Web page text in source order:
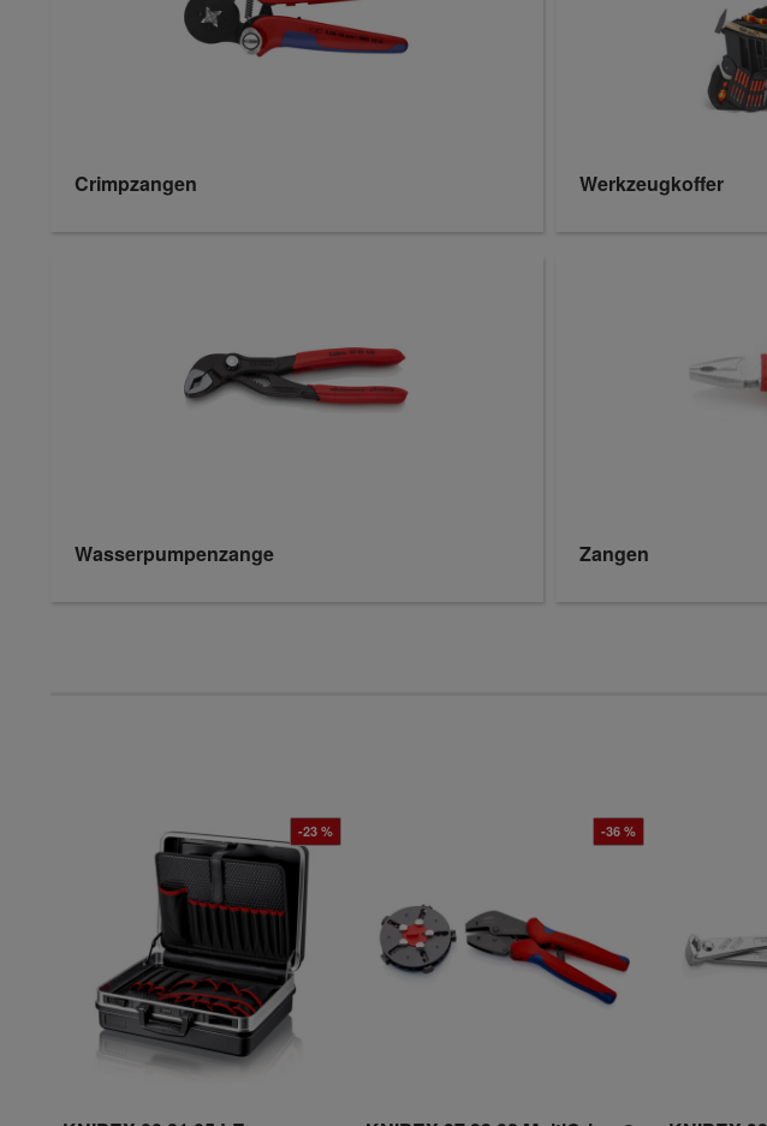
Crimpzangen Werkzeugkoffer
Wasserpumpenzange Zangen
-23 % -36 %